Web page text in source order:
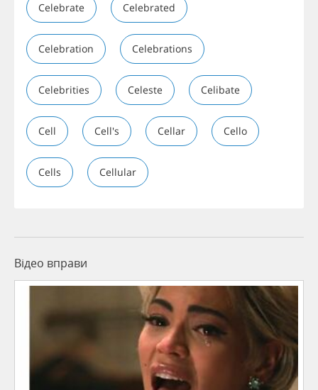
Celebrate Celebrated
Celebration Celebrations
Celebrities Celeste Celibate
Cell Cell's Cellar Cello
Cells Cellular
Відео вправи